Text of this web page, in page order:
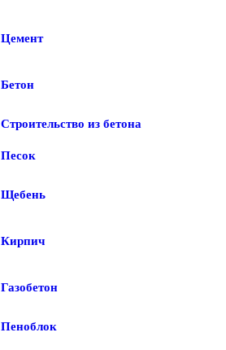
Цемент
Бетон
Строительство из бетона
Песок
Щебень
Кирпич
Газобетон
Пеноблок